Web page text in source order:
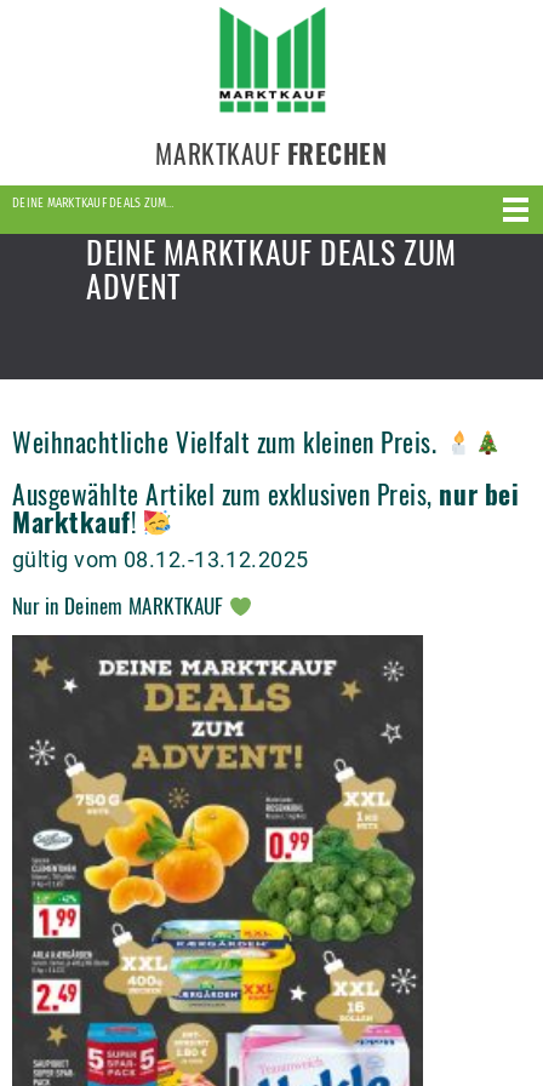
MARKTKAUF FRECHEN
DEINE MARKTKAUF DEALS ZUM…
DEINE MARKTKAUF DEALS ZUM
ADVENT
Weihnachtliche Vielfalt zum kleinen Preis.
Ausgewählte Artikel zum exklusiven Preis, nur bei
Marktkauf!
gültig vom 08.12.-13.12.2025
Nur in Deinem MARKTKAUF